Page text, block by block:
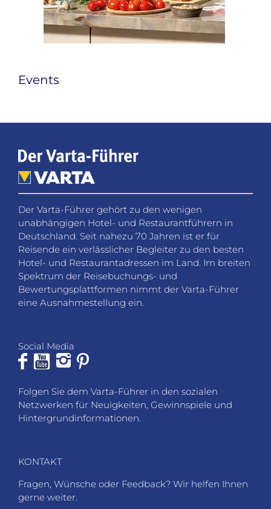
Events
Der Varta-Führer gehört zu den wenigen
unabhängigen Hotel- und Restaurantführern in
Deutschland. Seit nahezu 70 Jahren ist er für
Reisende ein verlässlicher Begleiter zu den besten
Hotel- und Restaurantadressen im Land. Im breiten
Spektrum der Reisebuchungs- und
Bewertungsplattformen nimmt der Varta-Führer
eine Ausnahmestellung ein.
Social Media
Folgen Sie dem Varta-Führer in den sozialen
Netzwerken für Neuigkeiten, Gewinnspiele und
Hintergrundinformationen.
KONTAKT
Fragen, Wünsche oder Feedback? Wir helfen Ihnen
gerne weiter.